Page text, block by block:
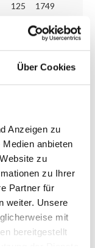
Über Cookies
Anzeigen zu
anbieten
zu
zu Ihrer
Partner für
weiter. Unsere
mit
bereitgestellt
125 1749
1749
163 2179
163 2179
Sie auch unseren